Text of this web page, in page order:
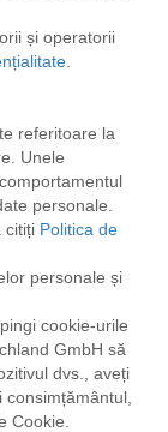
și operatorii
referitoare la
Unele
personale.
citiți Politica de
personale și
cookie-urile
GmbH să
dvs., aveți
Cookie.